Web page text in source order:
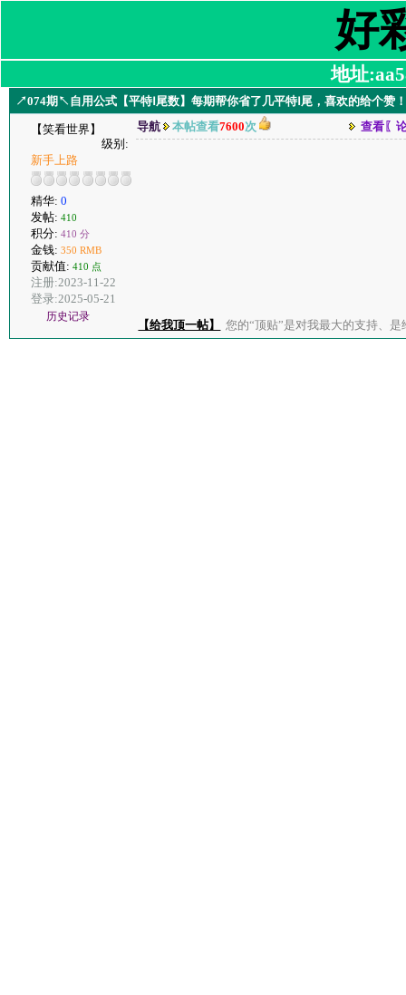
好
地址
↗074期↖自用公式【平特Ⅰ尾数】每期帮你省了几平特Ⅰ尾，喜欢的给个赞
【笑看世界】
级别:
新手上路
精华: 0
发帖: 410
积分: 410 分
金钱: 350 RMB
贡献值: 410 点
注册:2023-11-22
登录:2025-05-21
历史记录
导航 本帖查看7600次 查看〖
【给我顶一帖】 您的“顶贴”是对我最大的支持、